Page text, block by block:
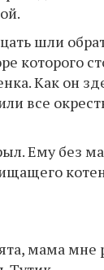
шли
которого
Как он
все
Ему без
мама мне